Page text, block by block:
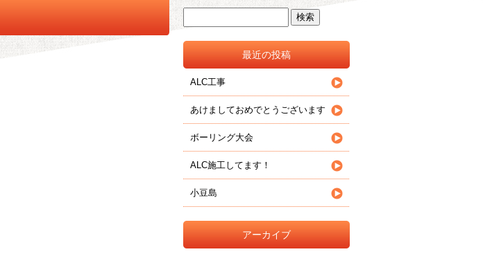
最近の投稿
ALC工事
あけましておめでとうございます
ボーリング大会
ALC施工してます！
小豆島
アーカイブ